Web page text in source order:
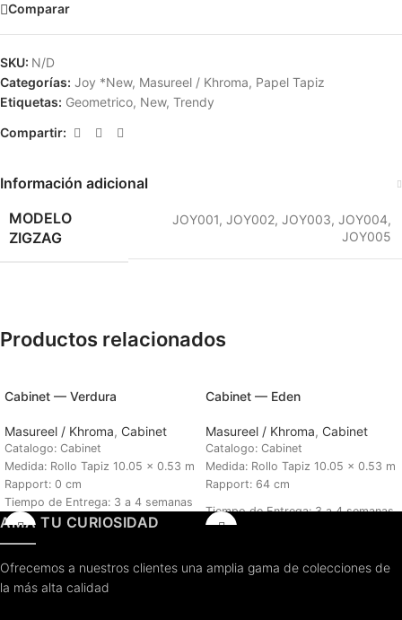
Comparar
SKU: N/D
Categorías: Joy *New, Masureel / Khroma, Papel Tapiz
Etiquetas: Geometrico, New, Trendy
Compartir:
Información adicional
MODELO
ZIGZAG
JOY001, JOY002, JOY003, JOY004,
JOY005
Productos relacionados
Cabinet — Verdura
Masureel / Khroma, Cabinet
Catalogo: Cabinet
Medida: Rollo Tapiz 10.05 x 0.53 m
Rapport: 0 cm
Tiempo de Entrega: 3 a 4 semanas
Cabinet — Eden
Masureel / Khroma, Cabinet
Catalogo: Cabinet
Medida: Rollo Tapiz 10.05 x 0.53 m
Rapport: 64 cm
Tiempo de Entrega:3 a 4 semanas
AMA TU CURIOSIDAD
Ofrecemos a nuestros clientes una amplia gama de colecciones de
la más alta calidad